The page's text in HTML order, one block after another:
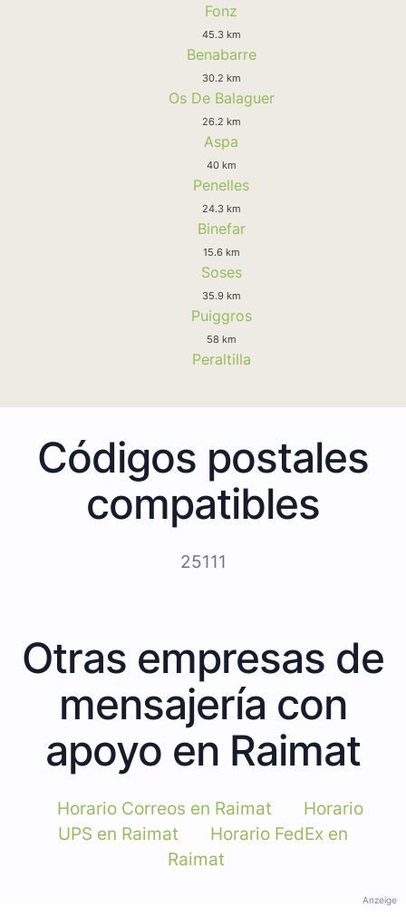
Fonz
45.3 km
Benabarre
30.2 km
Os De Balaguer
26.2 km
Aspa
40 km
Penelles
24.3 km
Binefar
15.6 km
Soses
35.9 km
Puiggros
58 km
Peraltilla
Códigos postales
compatibles
25111
Otras empresas de
mensajería con
apoyo en Raimat
Horario Correos en Raimat
Horario
UPS en Raimat
Horario FedEx en
Raimat
Anzeige